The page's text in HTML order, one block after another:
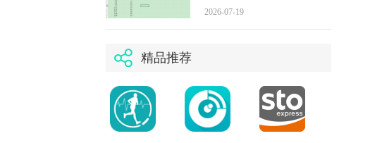
2026-07-19
精品推荐